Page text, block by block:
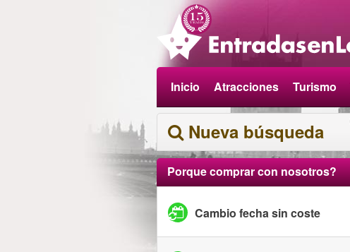
Inicio Atracciones Turismo
Nueva búsqueda
Porque comprar con nosotros?
Cambio fecha sin coste